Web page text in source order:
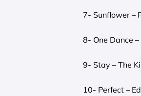
7- Sunflower –
8- One Dance
9- Stay – The
10- Perfect –